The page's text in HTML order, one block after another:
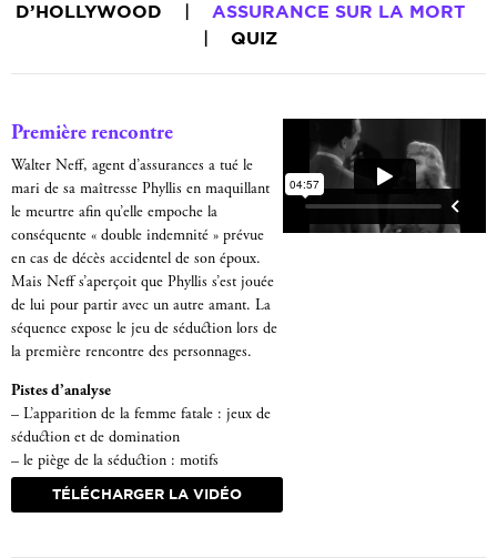
D’HOLLYWOOD
|
ASSURANCE SUR LA MORT
|
QUIZ
Première rencontre
Walter Neff, agent d’assurances a tué le
mari de sa maîtresse Phyllis en maquillant
le meurtre afin qu’elle empoche la
conséquente « double indemnité » prévue
en cas de décès accidentel de son époux.
Mais Neff s’aperçoit que Phyllis s’est jouée
de lui pour partir avec un autre amant. La
séquence expose le jeu de séduction lors de
la première rencontre des personnages.
Pistes d’analyse
– L’apparition de la femme fatale : jeux de
séduction et de domination
– le piège de la séduction : motifs
symboliques
TÉLÉCHARGER LA VIDÉO